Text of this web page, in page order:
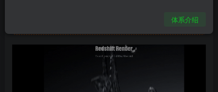
体系介绍